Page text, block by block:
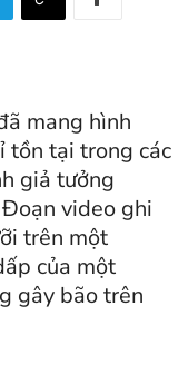
mang hình
tồn tại trong các
giả tưởng
video ghi
trên một
của một
gây bão trên